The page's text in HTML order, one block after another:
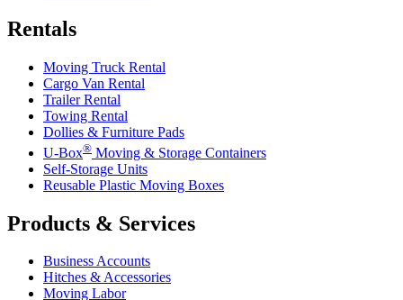
Rentals
Moving Truck Rental
Cargo Van Rental
Trailer Rental
Towing Rental
Dollies & Furniture Pads
U-Box® Moving & Storage Containers
Self-Storage Units
Reusable Plastic Moving Boxes
Products & Services
Business Accounts
Hitches & Accessories
Moving Labor